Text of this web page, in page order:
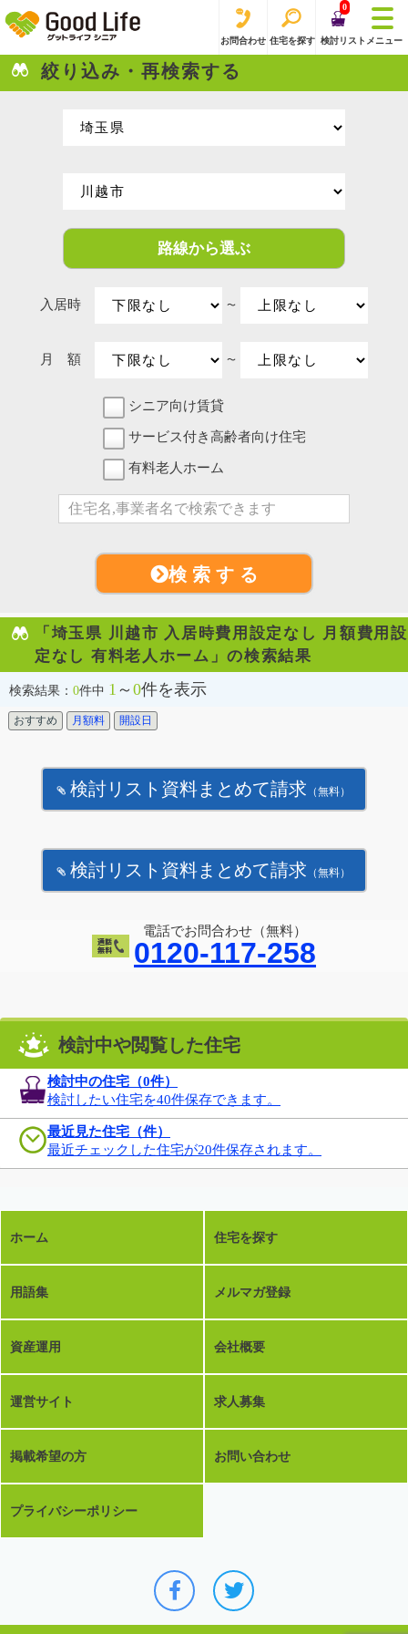
お問合わせ 住宅を探す
0
検討リスト メニュー
絞り込み・再検索する
路線から選ぶ
入居時 〜
月 額 〜
シニア向け賃貸
サービス付き高齢者向け住宅
有料老人ホーム
検 索 す る
「埼玉県 川越市 入居時費用設定なし 月額費用設
定なし 有料老人ホーム」の検索結果
検索結果： 0件中 1 ～ 0件を表示
おすすめ 月額料 開設日
検討リスト資料まとめて請求 （無料）
検討リスト資料まとめて請求 （無料）
電話でお問合わせ（無料）
0120-117-258
検討中や閲覧した住宅
検討中の住宅（0件）
検討したい住宅を40件保存できます。
最近見た住宅（件）
最近チェックした住宅が20件保存されます。
ホーム 住宅を探す
用語集 メルマガ登録
資産運用 会社概要
運営サイト 求人募集
掲載希望の方 お問い合わせ
プライバシーポリシー